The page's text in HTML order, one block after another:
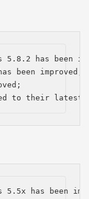
5.8.2 has been
been improved;
to their latest
5.5x has been